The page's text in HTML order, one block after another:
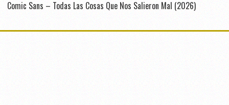
Comic Sans – Todas Las Cosas Que Nos Salieron Mal (2026)